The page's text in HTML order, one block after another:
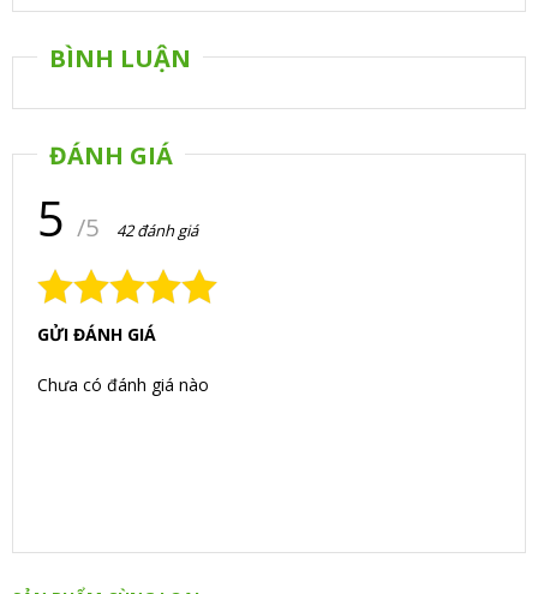
BÌNH LUẬN
ĐÁNH GIÁ
5 /5 42 đánh giá
GỬI ĐÁNH GIÁ
Chưa có đánh giá nào